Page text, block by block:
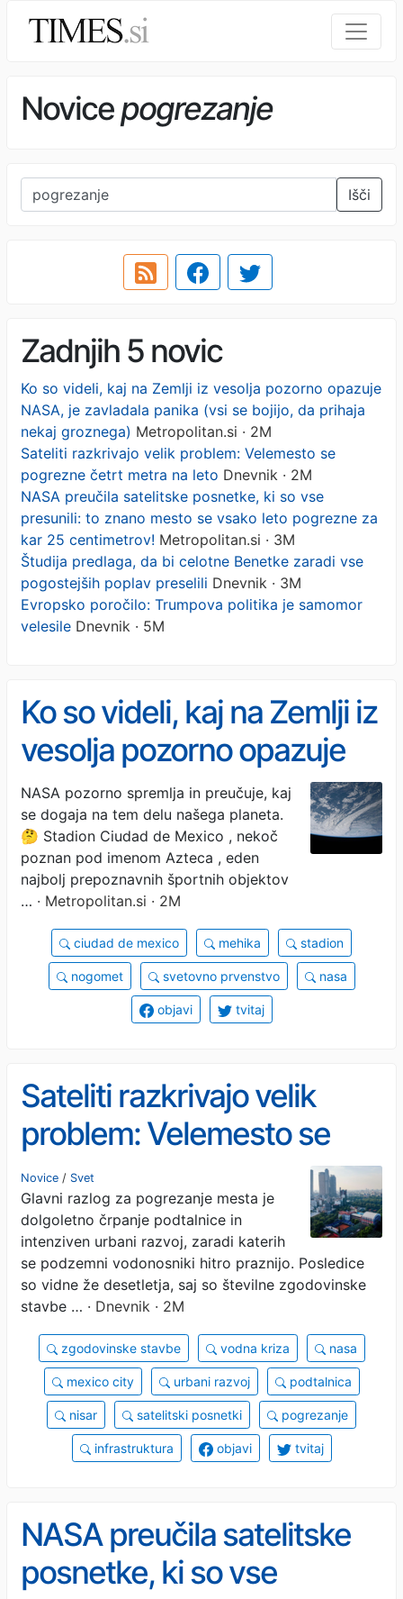
Novicepogrezanje
Išči
Zadnjih 5 novic
Ko so videli, kaj na Zemlji iz vesolja pozorno opazuje
NASA, je zavladala panika (vsi se bojijo, da prihaja
nekaj groznega) Metropolitan.si · 2M
Sateliti razkrivajo velik problem: Velemesto se
pogrezne četrt metra na leto Dnevnik · 2M
NASA preučila satelitske posnetke, ki so vse
presunili: to znano mesto se vsako leto pogrezne za
kar 25 centimetrov! Metropolitan.si · 3M
Študija predlaga, da bi celotne Benetke zaradi vse
pogostejših poplav preselili Dnevnik · 3M
Evropsko poročilo: Trumpova politika je samomor
velesile Dnevnik · 5M
Ko so videli, kaj na Zemlji iz
vesolja pozorno opazuje
NASA, je zavladala panika
(vsi se bojijo, da prihaja
nekaj groznega)
NASA pozorno spremlja in preučuje, kaj
se dogaja na tem delu našega planeta.
🤔 Stadion Ciudad de Mexico , nekoč
poznan pod imenom Azteca , eden
najbolj prepoznavnih športnih objektov
… · Metropolitan.si · 2M
ciudad de mexico mehika stadion
nogomet svetovno prvenstvo nasa
objavi tvitaj
Sateliti razkrivajo velik
problem: Velemesto se
pogrezne četrt metra na
leto
Novice / Svet
Glavni razlog za pogrezanje mesta je
dolgoletno črpanje podtalnice in
intenziven urbani razvoj, zaradi katerih
se podzemni vodonosniki hitro praznijo. Posledice
so vidne že desetletja, saj so številne zgodovinske
stavbe … · Dnevnik · 2M
zgodovinske stavbe vodna kriza nasa
mexico city urbani razvoj podtalnica
nisar satelitski posnetki pogrezanje
infrastruktura objavi tvitaj
NASA preučila satelitske
posnetke, ki so vse